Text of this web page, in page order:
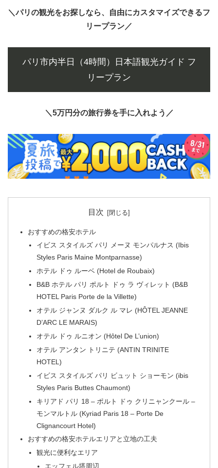
＼パリの観光をお探しなら、自由にカスタマイズできるフ
リープラン／
パリ市内半日（4時間）日本語観光ガイド フ
リープラン
＼5万円分の旅行券を手に入れよう／
目次
おすすめの格安ホテル
イビス スタイルズ パリ メーヌ モンパルナス (Ibis
Styles Paris Maine Montparnasse)
ホテル ドゥ ルーベ (Hotel de Roubaix)
B&B ホテル パリ ポルト ドゥ ラ ヴィレット (B&B
HOTEL Paris Porte de la Villette)
オテル ジャンヌ ダルク ル マレ (HÔTEL JEANNE
D’ARC LE MARAIS)
オテル ドゥ ルニオン (Hôtel De L’union)
オテル アンタン トリニテ (ANTIN TRINITE
HOTEL)
イビス スタイルズ パリ ビュット ショーモン (ibis
Styles Paris Buttes Chaumont)
キリアド パリ 18 – ポルト ドゥ クリニャンクール –
モンマルトル (Kyriad Paris 18 – Porte De
Clignancourt Hotel)
おすすめの格安ホテルエリアと立地の工夫
観光に便利なエリア
エッフェル塔周辺